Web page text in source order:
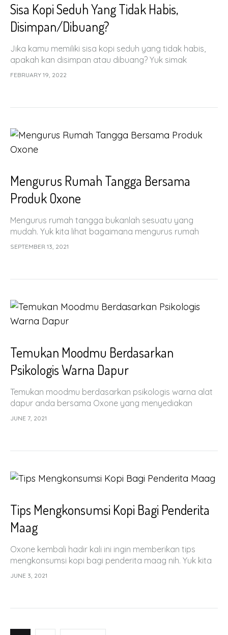
Sisa Kopi Seduh Yang Tidak Habis,
Disimpan/Dibuang?
Jika kamu memiliki sisa kopi seduh yang tidak habis,
apakah kan disimpan atau dibuang? Yuk simak
penjelasan singkatnya dari Oxone
FEBRUARY 19, 2022
Mengurus Rumah Tangga Bersama
Produk Oxone
Mengurus rumah tangga bukanlah sesuatu yang
mudah. Yuk kita lihat bagaimana mengurus rumah
tangga bersama dengan produk Oxone!
SEPTEMBER 13, 2021
Temukan Moodmu Berdasarkan
Psikologis Warna Dapur
Temukan moodmu berdasarkan psikologis warna alat
dapur anda bersama Oxone yang menyediakan
produk dengan berbagai macam warna unik untuk
JUNE 7, 2021
Tips Mengkonsumsi Kopi Bagi Penderita
Maag
Oxone kembali hadir kali ini ingin memberikan tips
mengkonsumsi kopi bagi penderita maag nih. Yuk kita
simak apa aja tipsnya!
JUNE 3, 2021